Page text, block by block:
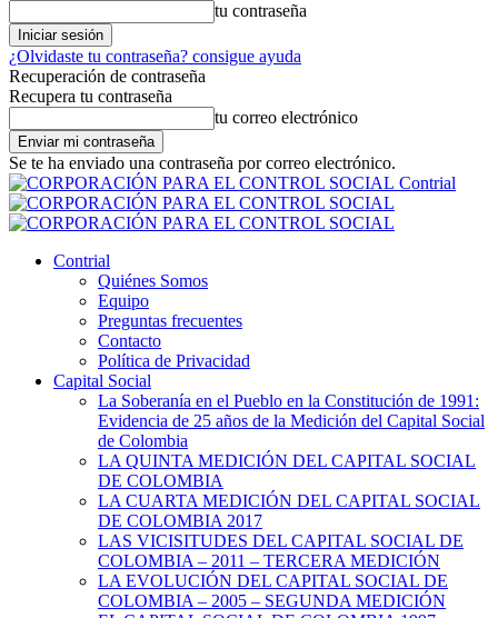
tu contraseña
¿Olvidaste tu contraseña? consigue ayuda
Recuperación de contraseña
Recupera tu contraseña
tu correo electrónico
Se te ha enviado una contraseña por correo electrónico.
Contrial
Contrial
Quiénes Somos
Equipo
Preguntas frecuentes
Contacto
Política de Privacidad
Capital Social
La Soberanía en el Pueblo en la Constitución de 1991:
Evidencia de 25 años de la Medición del Capital Social
de Colombia
LA QUINTA MEDICIÓN DEL CAPITAL SOCIAL
DE COLOMBIA
LA CUARTA MEDICIÓN DEL CAPITAL SOCIAL
DE COLOMBIA 2017
LAS VICISITUDES DEL CAPITAL SOCIAL DE
COLOMBIA – 2011 – TERCERA MEDICIÓN
LA EVOLUCIÓN DEL CAPITAL SOCIAL DE
COLOMBIA – 2005 – SEGUNDA MEDICIÓN